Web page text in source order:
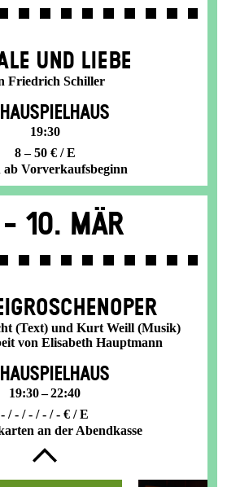
UND LIEBE
Friedrich Schiller
19:30
8 – 50 € / E
Vorverkaufsbeginn
- 10. Mär
(Text) und Kurt Weill (Musik)
von Elisabeth Hauptmann
19:30 – 22:40
- / - / - / - / - € / E
an der Abendkasse